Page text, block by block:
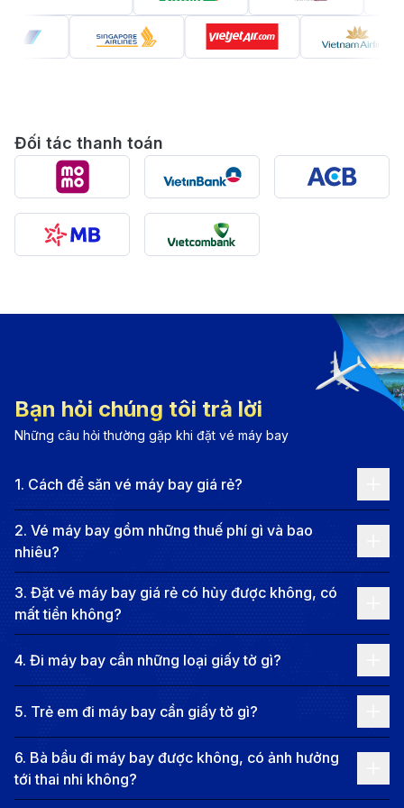
Booking, hành trình khám phá của bạn sẽ trở nên dễ
dàng và trọn vẹn hơn bao giờ hết!
Vé máy bay từ Siem Reap đi TP. Hồ Chí Minh - Ngắm
trọn cảnh hoàng hôn của Sài Gòn từ trên cao (Nguồn:
Khi ánh nắng đầu ngày chạm nhẹ lên những tòa nhà
chọc trời tại TP. Hồ Chí Minh, cả thành phố như bừng
tỉnh dậy từ giấc mơ. Những con đường nhộn nhịp,
nên một bức tranh đầy sức sống. Từ đỉnh Bitexco,
bạn sẽ được chiêm ngưỡng toàn cảnh thành phố rực
rỡ dưới ánh hoàng hôn, khi ánh đèn lung linh phản
chiếu trên dòng sông Sài Gòn, như một bức tranh sơn
dầu tuyệt đẹp.
TP. Hồ Chí Minh không chỉ là một đô thị, mà còn là
một cuốn sách lịch sử sống động. Dinh Độc Lập với
kiến trúc hoành tráng, nơi ghi dấu những bước ngoặt
Đối tác thanh toán
Bạn hỏi chúng tôi trả lời
Những câu hỏi thường gặp khi đặt vé máy bay
1. Cách để săn vé máy bay giá rẻ?
2. Vé máy bay gồm những thuế phí gì và bao
nhiêu?
3. Đặt vé máy bay giá rẻ có hủy được không, có
mất tiền không?
4. Đi máy bay cần những loại giấy tờ gì?
5. Trẻ em đi máy bay cần giấy tờ gì?
6. Bà bầu đi máy bay được không, có ảnh hưởng
tới thai nhi không?